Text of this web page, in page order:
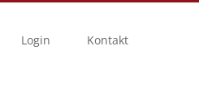
Login Kontakt